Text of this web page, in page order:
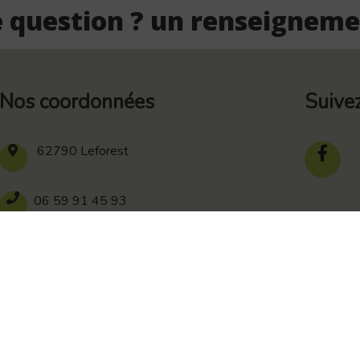
question ? un
coordonnées
62790 Leforest
06 59 91 45 93